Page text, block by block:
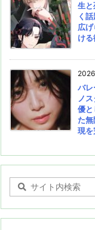
生と
く
広
け
バレ
ノ
優と
た無
現を